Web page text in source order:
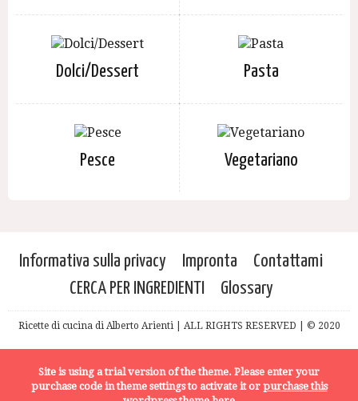
Dolci/Dessert Pasta
Pesce Vegetariano
Informativa sulla privacy Impronta
Contattami
CERCA PER INGREDIENTI
Glossary
Ricette di cucina di Alberto Arienti | ALL RIGHTS RESERVED | © 2020
Site is using a trial version of the theme. Please enter your
purchase code in theme settings to activate it or purchase this